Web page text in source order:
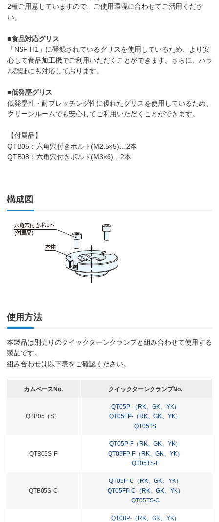
2種ご用意していますので、ご使用環境に合わせてご活用くださ
い。
■食品対応グリス
「NSF H1」に登録されているグリスを使用しているため、より安
心して食品加工機でご利用いただくことができます。さらに、ハラ
ル認証にも対応しております。
■低発塵グリス
低発塵性・耐フレッチング性に優れたグリスを使用しているため、
クリーンルームでも安心してご利用いただくことができます。
【付属品】
QTB05：六角穴付きボルト(M2.5×5)…2本
QTB08：六角穴付きボルト(M3×6)…2本
構成図
使用方法
本製品は別売りのクイックターンクランプと組み合わせて使用する
製品です。
組み合わせは以下表をご確認ください。
カムベースNo. クイックターンクランプNo.
QTB05（S）
QT05P-（RK、GK、YK）
QT05FP-（RK、GK、YK）
QT05TS
QTB05S-F
QT05P-F（RK、GK、YK）
QT05FP-F（RK、GK、YK）
QT05TS-F
QTB05S-C
QT05P-C（RK、GK、YK）
QT05FP-C（RK、GK、YK）
QT05TS-C
QT08P-（RK、GK、YK）